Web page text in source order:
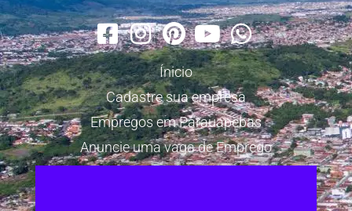
Ínicio
Cadastre sua empresa
Empregos em Parauapebas
Anuncie uma vaga de Emprego